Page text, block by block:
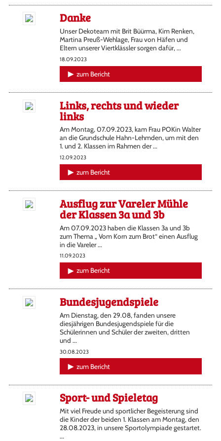
Danke
Unser Dekoteam mit Brit Büürma, Kim Renken,
Martina Preuß-Wehlage, Frau von Häfen und
Eltern unserer Viertklässler sorgen dafür, ...
18.09.2023
zum Bericht
Links, rechts und wieder
links
Am Montag, 07.09.2023, kam Frau POKin Walter
an die Grundschule Hahn-Lehmden, um mit den
1. und 2. Klassen im Rahmen der ...
12.09.2023
zum Bericht
Ausflug zur Vareler Mühle
der Klassen 3a und 3b
Am 07.09.2023 haben die Klassen 3a und 3b
zum Thema „ Vom Korn zum Brot“ einen Ausflug
in die Vareler ...
11.09.2023
zum Bericht
Bundesjugendspiele
Am Dienstag, den 29.08, fanden unsere
diesjährigen Bundesjugendspiele für die
Schülerinnen und Schüler der zweiten, dritten
und ...
30.08.2023
zum Bericht
Sport- und Spieletag
Mit viel Freude und sportlicher Begeisterung sind
die Kinder der beiden 1. Klassen am Montag, den
28.08.2023, in unsere Sportolympiade gestartet.
...